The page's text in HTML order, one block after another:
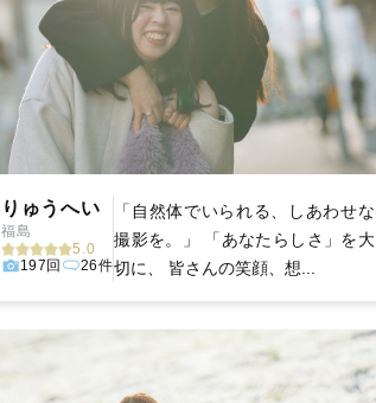
りゅうへい
福島
5.0
197回
26件
「自然体でいられる、しあわせな
撮影を。」 「あなたらしさ」を大
切に、 皆さんの笑顔、想...